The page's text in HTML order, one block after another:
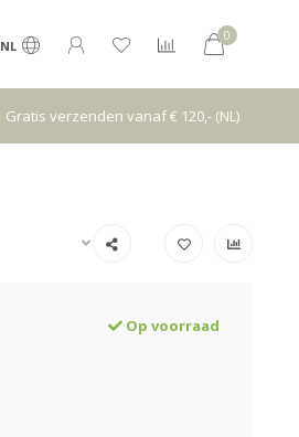
NL
0
Gratis verzenden vanaf € 120,- (NL)
Op voorraad